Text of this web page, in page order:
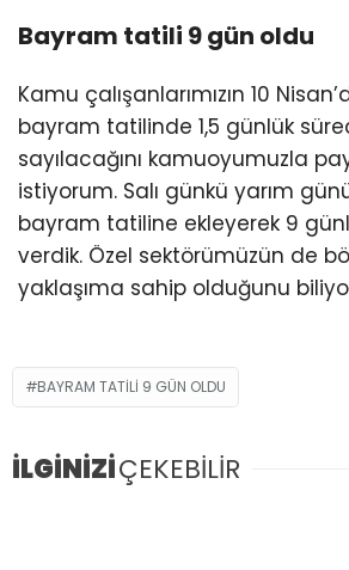
Bayram tatili 9 gün oldu
Kamu çalışanlarımızın 10
bayram tatilinde 1,5 günlük
sayılacağını kamuoyumuzla
istiyorum. Salı günkü yarım
bayram tatiline ekleyerek 9
verdik. Özel sektörümüzün de
yaklaşıma sahip olduğunu
BAYRAM TATILI 9 GÜN OLDU
İLGİNİZİÇEKEBİLİR